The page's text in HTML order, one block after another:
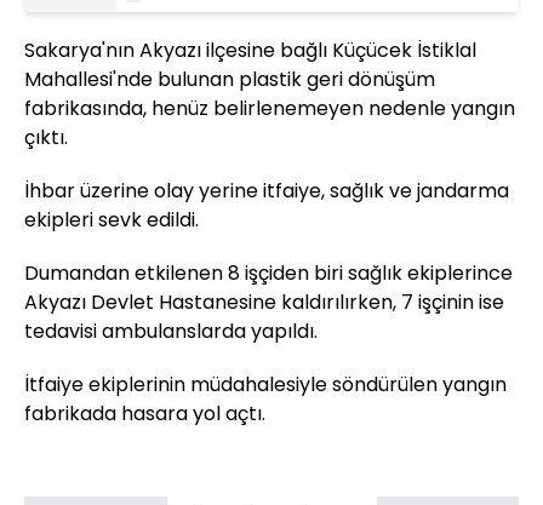
Sakarya'nın Akyazı ilçesine bağlı Küçücek İstiklal
Mahallesi'nde bulunan plastik geri dönüşüm
fabrikasında, henüz belirlenemeyen nedenle yangın
çıktı.
İhbar üzerine olay yerine itfaiye, sağlık ve jandarma
ekipleri sevk edildi.
Dumandan etkilenen 8 işçiden biri sağlık ekiplerince
Akyazı Devlet Hastanesine kaldırılırken, 7 işçinin ise
tedavisi ambulanslarda yapıldı.
İtfaiye ekiplerinin müdahalesiyle söndürülen yangın
fabrikada hasara yol açtı.